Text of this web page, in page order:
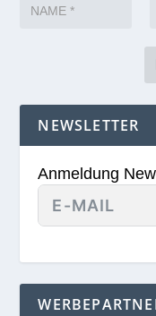
NEWSLETTER
Anmeldung